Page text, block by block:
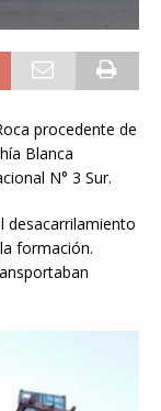
procedente de
Blanca
N° 3 Sur.
desacarrilamiento
formación.